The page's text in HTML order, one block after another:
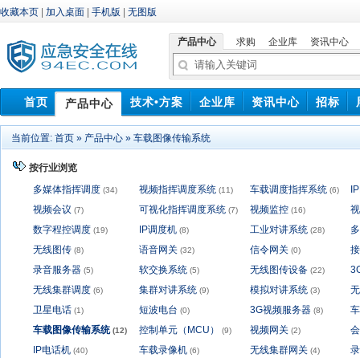
收藏本页 加入桌面 手机版 无图版
产品中心 求购 企业库 资讯中心
首页 产品中心 技术•方案 企业库 资讯中心 招标
中标信息
当前位置: 首页 » 产品中心 » 车载图像传输系统
按行业浏览
多媒体指挥调度 (34) 视频指挥调度系统 (11) 车载调度指挥系统 (6)
视频会议 (7) 可视化指挥调度系统 (7) 视频监控 (16)
数字程控调度 (19) IP调度机 (8) 工业对讲系统 (28)
无线图传 (8) 语音网关 (32) 信令网关 (0)
录音服务器 (5) 软交换系统 (5) 无线图传设备 (22)
无线集群调度 (6) 集群对讲系统 (9) 模拟对讲系统 (3)
卫星电话 (1) 短波电台 (0) 3G视频服务器 (8)
车载图像传输系统 (12) 控制单元（MCU） (9) 视频网关 (2)
IP电话机 (40) 车载录像机 (6) 无线集群网关 (4)